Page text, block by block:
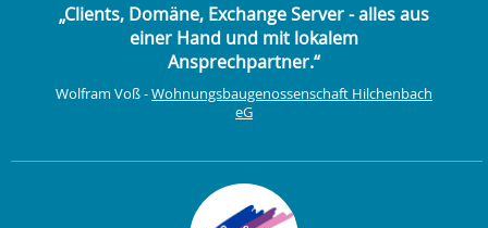
„Clients, Domäne, Exchange Server - alles aus
einer Hand und mit lokalem
Ansprechpartner.“
Wolfram Voß -Wohnungsbaugenossenschaft Hilchenbach
eG